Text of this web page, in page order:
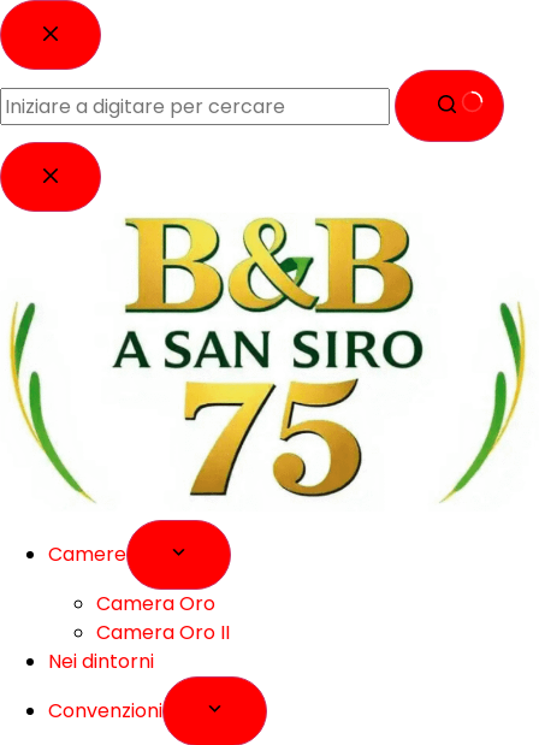
Camere
Camera Oro
Camera Oro II
Nei dintorni
Convenzioni